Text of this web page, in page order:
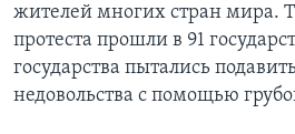
жителей многих стран мира.
протеста прошли в 91
государства пытались
недовольства с помощью